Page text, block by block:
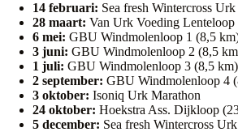
14 februari: Sea fresh Wintercross
28 maart: Van Urk Voeding Lenteloop
6 mei: GBU Windmolenloop 1 (8,5
3 juni: GBU Windmolenloop 2 (8,5
1 juli: GBU Windmolenloop 3 (8,5 km)
2 september: GBU Windmolenloop 4
3 oktober: Isoniq Urk Marathon
24 oktober: Hoekstra Ass. Dijkloop
5 december: Sea fresh Wintercross